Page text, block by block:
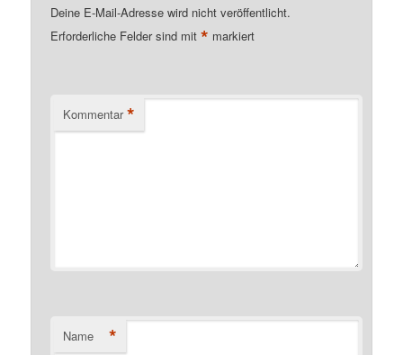
Deine E-Mail-Adresse wird nicht veröffentlicht.
Erforderliche Felder sind mit* markiert
Kommentar *
Name *